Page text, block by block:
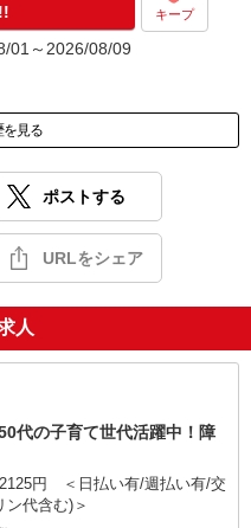
キープ
01～2026/08/09
を見る
ポストする
URLをシェア
人
代の子育て世代活躍中！障
円 ＜日払い有/週払い有/交
ン代含む)＞